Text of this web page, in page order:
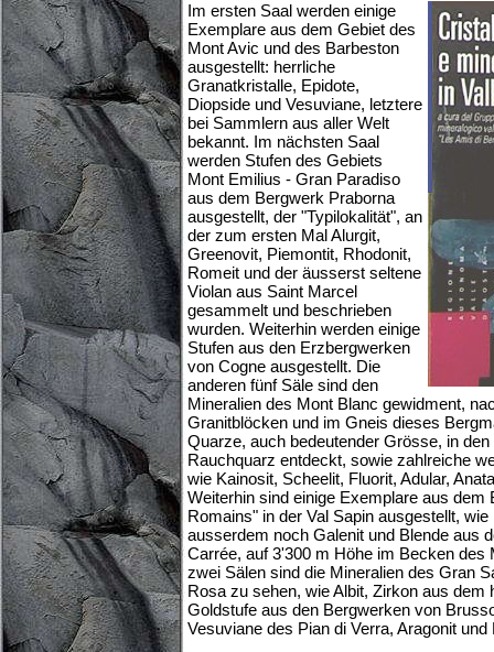
Im ersten Saal werden einige
Exemplare aus dem Gebiet des
Mont Avic und des Barbeston
ausgestellt: herrliche
Granatkristalle, Epidote,
Diopside und Vesuviane, letztere
bei Sammlern aus aller Welt
bekannt. Im nächsten Saal
werden Stufen des Gebiets
Mont Emilius - Gran Paradiso
aus dem Bergwerk Praborna
ausgestellt, der "Typilokalität", an
der zum ersten Mal Alurgit,
Greenovit, Piemontit, Rhodonit,
Romeit und der äusserst seltene
Violan aus Saint Marcel
gesammelt und beschrieben
wurden. Weiterhin werden einige
Stufen aus den Erzbergwerken
von Cogne ausgestellt. Die
anderen fünf Säle sind den
Mineralien des Mont Blanc gewidment,
Granitblöcken und im Gneis dieses
Quarze, auch bedeutender Grösse, in
Rauchquarz entdeckt, sowie zahlreiche
wie Kainosit, Scheelit, Fluorit, Adular,
Weiterhin sind einige Exemplare aus dem
Romains" in der Val Sapin ausgestellt,
ausserdem noch Galenit und Blende aus
Carrée, auf 3'300 m Höhe im Becken des
zwei Sälen sind die Mineralien des Gran
Rosa zu sehen, wie Albit, Zirkon aus dem
Goldstufe aus den Bergwerken von
Vesuviane des Pian di Verra, Aragonit